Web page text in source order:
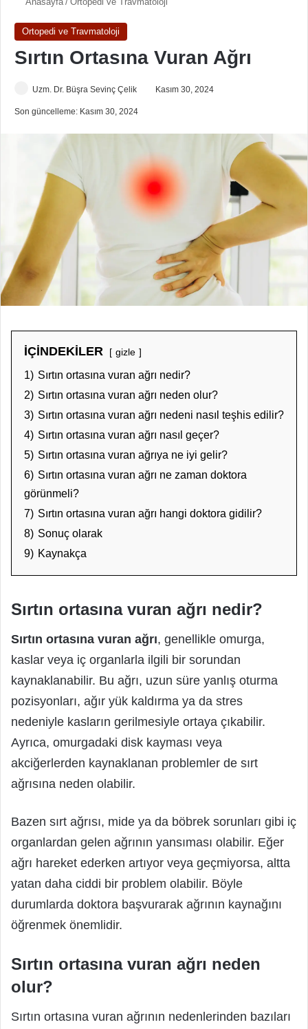
Ortopedi ve Travmatoloji
Sırtın Ortasına Vuran Ağrı
Uzm. Dr. Büşra Sevinç Çelik Kasım 30, 2024
Son güncelleme: Kasım 30, 2024
İÇİNDEKİLER gizle
1) Sırtın ortasına vuran ağrı nedir?
2) Sırtın ortasına vuran ağrı neden olur?
3) Sırtın ortasına vuran ağrı nedeni nasıl teşhis edilir?
4) Sırtın ortasına vuran ağrı nasıl geçer?
5) Sırtın ortasına vuran ağrıya ne iyi gelir?
6) Sırtın ortasına vuran ağrı ne zaman doktora
görünmeli?
7) Sırtın ortasına vuran ağrı hangi doktora gidilir?
8) Sonuç olarak
9) Kaynakça
Sırtın ortasına vuran ağrı nedir?
Sırtın ortasına vuran ağrı, genellikle omurga,
kaslar veya iç organlarla ilgili bir sorundan
kaynaklanabilir. Bu ağrı, uzun süre yanlış oturma
pozisyonları, ağır yük kaldırma ya da stres
nedeniyle kasların gerilmesiyle ortaya çıkabilir.
Ayrıca, omurgadaki disk kayması veya
akciğerlerden kaynaklanan problemler de sırt
ağrısına neden olabilir.
Bazen sırt ağrısı, mide ya da böbrek sorunları gibi iç
organlardan gelen ağrının yansıması olabilir. Eğer
ağrı hareket ederken artıyor veya geçmiyorsa, altta
yatan daha ciddi bir problem olabilir. Böyle
durumlarda doktora başvurarak ağrının kaynağını
öğrenmek önemlidir.
Sırtın ortasına vuran ağrı neden
olur?
Sırtın ortasına vuran ağrının nedenlerinden bazıları